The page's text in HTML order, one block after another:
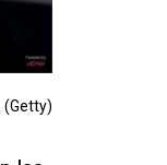
(Getty)